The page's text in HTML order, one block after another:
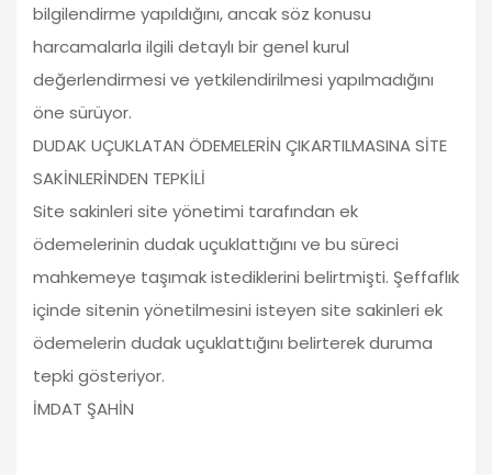
bilgilendirme yapıldığını, ancak söz konusu
harcamalarla ilgili detaylı bir genel kurul
değerlendirmesi ve yetkilendirilmesi yapılmadığını
öne sürüyor.
DUDAK UÇUKLATAN ÖDEMELERİN ÇIKARTILMASINA SİTE
SAKİNLERİNDEN TEPKİLİ
Site sakinleri site yönetimi tarafından ek
ödemelerinin dudak uçuklattığını ve bu süreci
mahkemeye taşımak istediklerini belirtmişti. Şeffaflık
içinde sitenin yönetilmesini isteyen site sakinleri ek
ödemelerin dudak uçuklattığını belirterek duruma
tepki gösteriyor.
İMDAT ŞAHİN